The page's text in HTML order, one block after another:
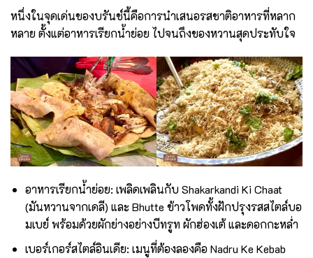
หนึ่งในจุดเด่นของบรันช์นี้คือการนำเสนอรสชาติอาหารที่หลาก
หลาย ตั้งแต่อาหารเรียกน้ำย่อย ไปจนถึงของหวานสุดประทับใจ
อาหารเรียกน้ำย่อย: เพลิดเพลินกับ Shakarkandi Ki Chaat
(มันหวานจากเดลี) และ Bhutte ข้าวโพดทั้งฝักปรุงรสสไตล์บอ
มเบย์ พร้อมด้วยผักย่างอย่างบีทรูท ผักฮ่องเต้ และดอกกะหล่ำ
เบอร์เกอร์สไตล์อินเดีย: เมนูที่ต้องลองคือ Nadru Ke Kebab